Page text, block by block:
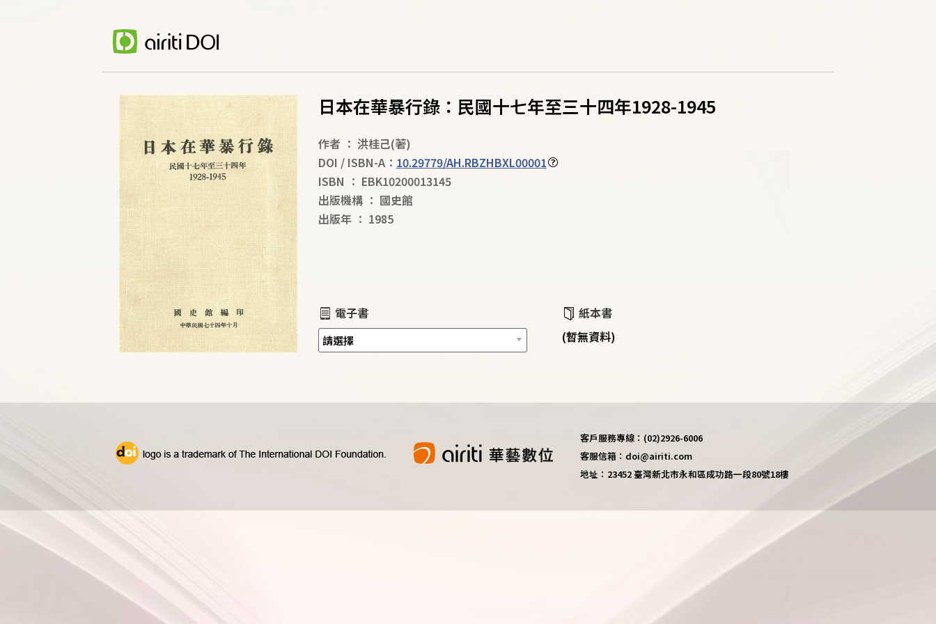
日本在華暴行錄：民國十七年至三十四年1928-1945
作者 ： 洪桂己(著)
DOI / ISBN-A： 10.29779/AH.RBZHBXL00001
ISBN ： EBK10200013145
出版機構 ： 國史館
出版年 ： 1985
電子書
紙本書
(暫無資料)
客戶服務專線：(02)2926-6006
客服信箱：doi@airiti.com
地址：23452 臺灣新北市永和區成功路一段80號18樓